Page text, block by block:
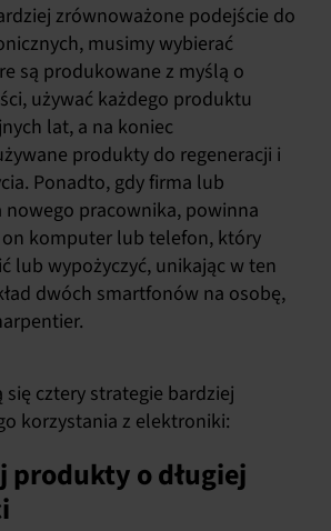
zrównoważone podejście do
musimy wybierać
są produkowane z myślą o
używać każdego produktu
lat, a na koniec
produkty do regeneracji i
Ponadto, gdy firma lub
nowego pracownika, powinna
on komputer lub telefon, który
lub wypożyczyć, unikając w ten
dwóch smartfonów na osobę,
się cztery strategie bardziej
korzystania z elektroniki:
produkty o długiej